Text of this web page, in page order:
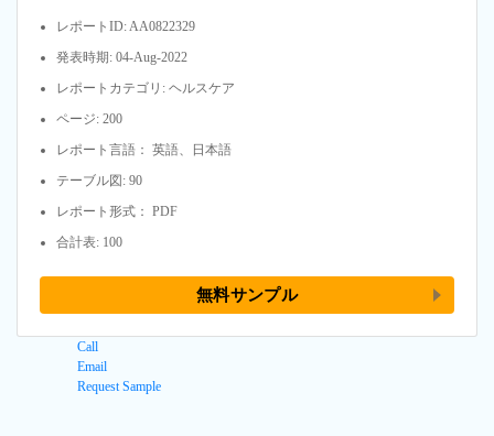
レポートID: AA0822329
発表時期: 04-Aug-2022
レポートカテゴリ: ヘルスケア
ページ: 200
レポート言語： 英語、日本語
テーブル図: 90
レポート形式： PDF
合計表: 100
無料サンプル
Call
Email
Request Sample